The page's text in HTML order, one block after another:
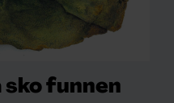
funnen